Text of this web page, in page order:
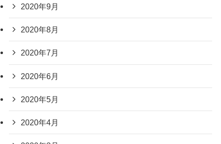
2020年9月
2020年8月
2020年7月
2020年6月
2020年5月
2020年4月